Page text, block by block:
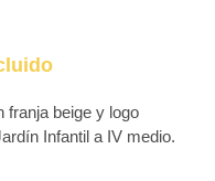
franja beige y logo
Infantil a IV medio.